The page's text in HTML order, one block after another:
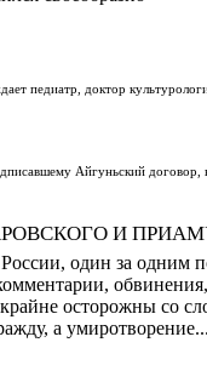
педиатр, доктор
Айгуньский договор,
И
один за одним
осторожны со
а